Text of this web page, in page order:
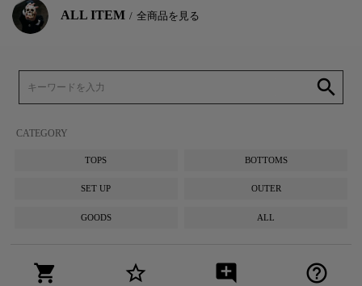
ALL ITEM 全商品を見る
search
CATEGORY
TOPS BOTTOMS
SET UP OUTER
GOODS ALL
shopping_cart star_border add_comment help_outline